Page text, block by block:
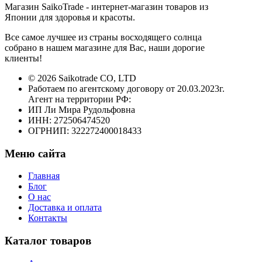
Магазин SaikoTrade - интернет-магазин товаров из
Японии для здоровья и красоты.
Все самое лучшее из страны восходящего солнца
собрано в нашем магазине для Вас, наши дорогие
клиенты!
© 2026 Saikotrade CO, LTD
Работаем по агентскому договору от 20.03.2023г.
Агент на территории РФ:
ИП Ли Мира Рудольфовна
ИНН: 272506474520
ОГРНИП: 322272400018433
Меню сайта
Главная
Блог
О нас
Доставка и оплата
Контакты
Каталог товаров